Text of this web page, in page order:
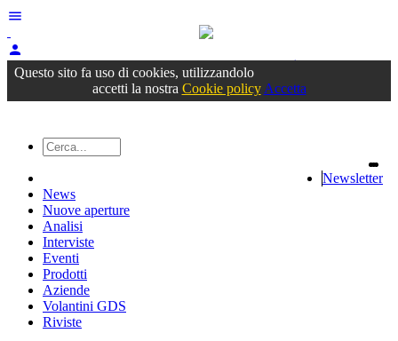
menu
person
Accedioppure registrati
Questo sito fa uso di cookies, utilizzandolo
accetti la nostra Cookie policy Accetta
Newsletter
News
Nuove aperture
Analisi
Interviste
Eventi
Prodotti
Aziende
Volantini GDS
Riviste